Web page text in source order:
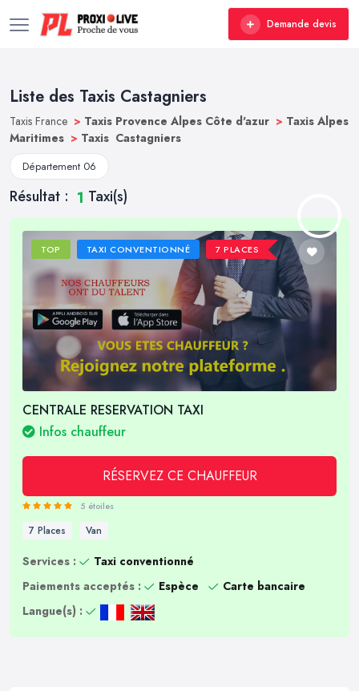
Demande devis
Liste des Taxis Castagniers
Taxis France > Taxis Provence Alpes Côte d'azur > Taxis Alpes
Maritimes > Taxis Castagniers
Département 06
Résultat : 1 Taxi(s)
TOP TAXI CONVENTIONNÉ 7 PLACES
CENTRALE RESERVATION TAXI
Infos chauffeur
RÉSERVEZ CE CHAUFFEUR
5 étoiles
7 Places Van
Services :
Taxi conventionné
Paiements acceptés :
Espèce
Carte bancaire
Langue(s) :